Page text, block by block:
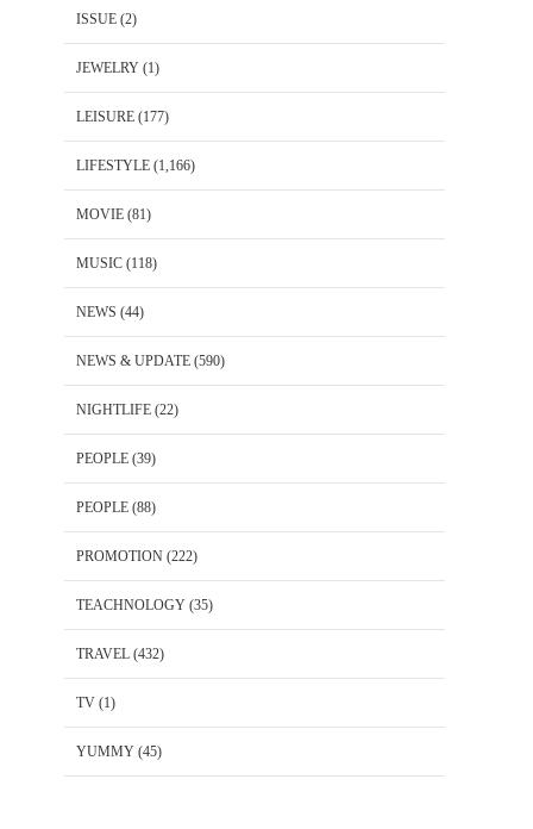
ISSUE (2)
JEWELRY (1)
LEISURE (177)
LIFESTYLE (1,166)
MOVIE (81)
MUSIC (118)
NEWS (44)
NEWS & UPDATE (590)
NIGHTLIFE (22)
PEOPLE (39)
PEOPLE (88)
PROMOTION (222)
TEACHNOLOGY (35)
TRAVEL (432)
TV (1)
YUMMY (45)